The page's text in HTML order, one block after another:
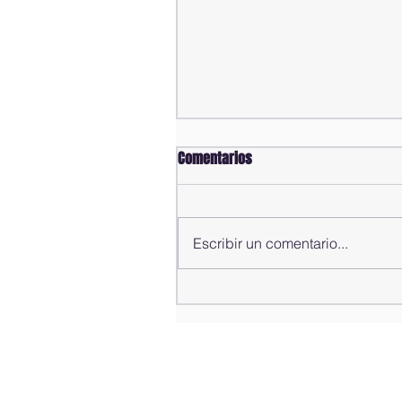
Comentarios
Escribir un comentario...